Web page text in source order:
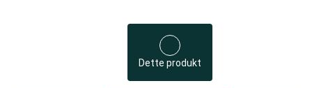
Dette produkt